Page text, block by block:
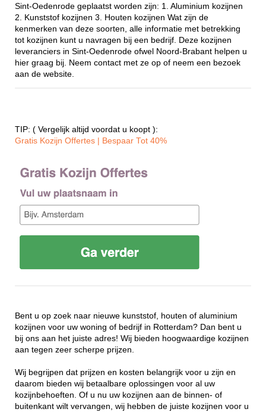
Sint-Oedenrode geplaatst worden zijn: 1. Aluminium kozijnen
2. Kunststof kozijnen 3. Houten kozijnen Wat zijn de
kenmerken van deze soorten, alle informatie met betrekking
tot kozijnen kunt u navragen bij een bedrijf. Deze kozijnen
leveranciers in Sint-Oedenrode ofwel Noord-Brabant helpen u
hier graag bij. Neem contact met ze op of neem een bezoek
aan de website.
TIP: ( Vergelijk altijd voordat u koopt ):
Gratis Kozijn Offertes | Bespaar Tot 40%‎
Bent u op zoek naar nieuwe kunststof, houten of aluminium
kozijnen voor uw woning of bedrijf in Rotterdam? Dan bent u
bij ons aan het juiste adres! Wij bieden hoogwaardige kozijnen
aan tegen zeer scherpe prijzen.
Wij begrijpen dat prijzen en kosten belangrijk voor u zijn en
daarom bieden wij betaalbare oplossingen voor al uw
kozijnbehoeften. Of u nu uw kozijnen aan de binnen- of
buitenkant wilt vervangen, wij hebben de juiste kozijnen voor u